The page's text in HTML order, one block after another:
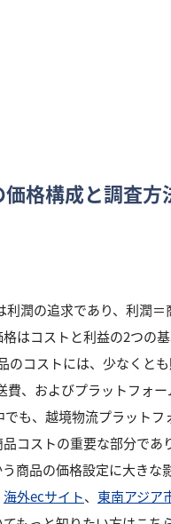
格構成と調査方
利潤の追求であり、利潤＝
はコストと利益の2つの
のコストには、少なくと
費、およびプラットフォ
でも、越境物流プラットフ
コストの重要な部分であ
商品の価格設定に大きな
海外ecサイト、 東南アジア